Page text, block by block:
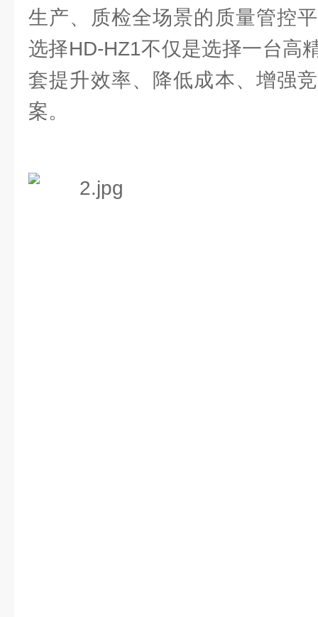
生产、质检全场景的质量管控
选择HD-HZ1不仅是选择一台高
套提升效率、降低成本、增强
案。